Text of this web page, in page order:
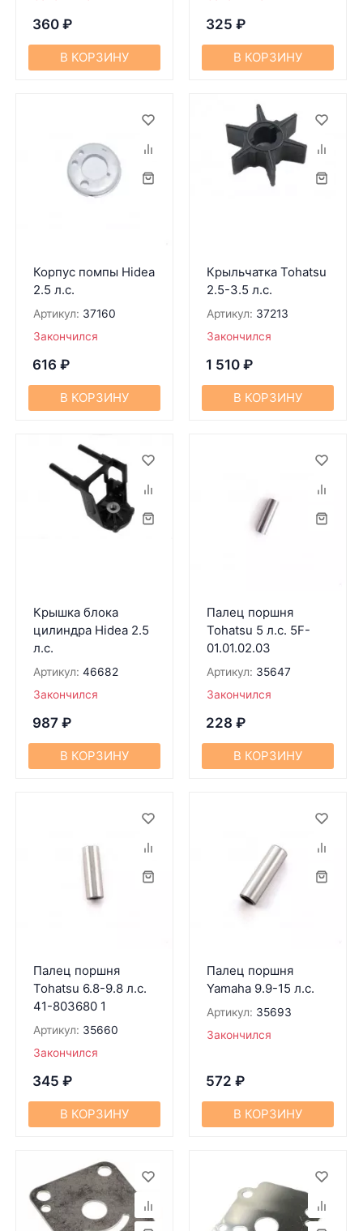
360 ₽
В КОРЗИНУ
325 ₽
В КОРЗИНУ
Корпус помпы Hidea
2.5 л.с.
Артикул: 37160
Закончился
616 ₽
В КОРЗИНУ
Крыльчатка Tohatsu
2.5-3.5 л.с.
Артикул: 37213
Закончился
1 510 ₽
В КОРЗИНУ
Крышка блока
цилиндра Hidea 2.5
л.с.
Артикул: 46682
Закончился
987 ₽
В КОРЗИНУ
Палец поршня
Tohatsu 5 л.с. 5F-
01.01.02.03
Артикул: 35647
Закончился
228 ₽
В КОРЗИНУ
Палец поршня
Tohatsu 6.8-9.8 л.с.
41-803680 1
Артикул: 35660
Закончился
345 ₽
В КОРЗИНУ
Палец поршня
Yamaha 9.9-15 л.с.
Артикул: 35693
Закончился
572 ₽
В КОРЗИНУ